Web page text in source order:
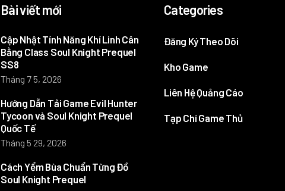
Bài viết mới
Cập Nhật Tính Năng Khí Linh Cân
Bằng Class Soul Knight Prequel
SS8
Tháng 7 5, 2026
Hướng Dẫn Tải Game Evil Hunter
Tycoon và Soul Knight Prequel
Quốc Tế
Tháng 5 29, 2026
Cách Yểm Bùa Chuẩn Từng Đồ
Soul Knight Prequel
Categories
Đăng Ký Theo Dõi
Kho Game
Liên Hệ Quảng Cáo
Tạp Chí Game Thủ